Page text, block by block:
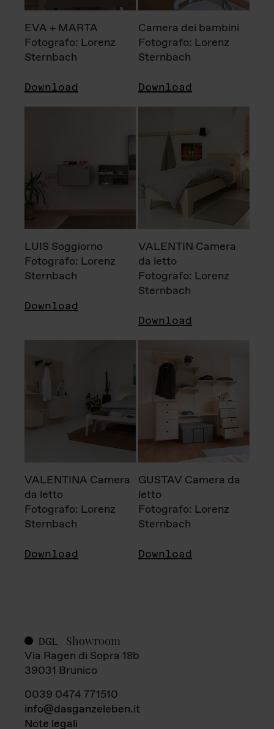
EVA + MARTA
Fotografo: Lorenz
Sternbach
Download
Camera dei bambini
Fotografo: Lorenz
Sternbach
Download
LUIS Soggiorno
Fotografo: Lorenz
Sternbach
Download
VALENTIN Camera
da letto
Fotografo: Lorenz
Sternbach
Download
VALENTINA Camera
da letto
Fotografo: Lorenz
Sternbach
Download
GUSTAV Camera da
letto
Fotografo: Lorenz
Sternbach
Download
DGL Showroom
Via Ragen di Sopra 18b
39031 Brunico
0039 0474 771510
info@dasganzeleben.it
Note legali